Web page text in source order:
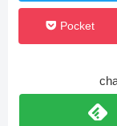
Pocket